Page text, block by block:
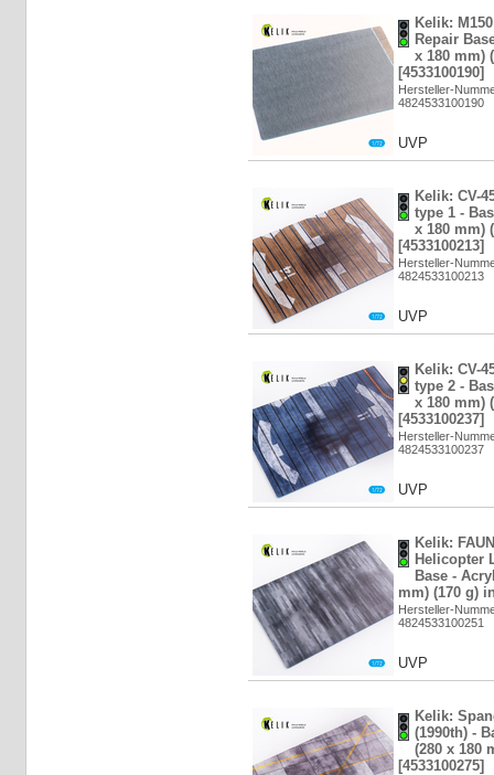
Kelik:
Repair
x 180 mm)
[4533100190]
Hersteller-
4824533100190
UVP
Kelik: CV-
type 1 -
x 180 mm)
[4533100213]
Hersteller-
4824533100213
UVP
Kelik: CV-
type 2 -
x 180 mm)
[4533100237]
Hersteller-
4824533100237
UVP
Kelik:
Helicopter
Base -
mm) (170 g)
Hersteller-
4824533100251
UVP
Kelik:
(1990th) -
(280 x 180
[4533100275]